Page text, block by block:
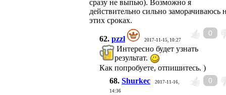
сразу не выпью). Возможно я
действительно сильно заморачиваюсь
этих сроках.
0
62. pzzl 2017-11-15, 10:27
Интересно будет узнать
результат.
Как попробуете, отпишитесь. )
0
68. Shurkec
2017-11-16,
14:36